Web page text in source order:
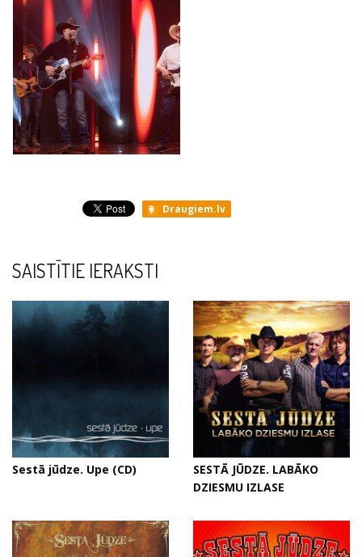
Draugiem.lv
SAISTĪTIE IERAKSTI
Sestā jūdze. Upe (CD)
SESTĀ JŪDZE. LABĀKO
DZIESMU IZLASE